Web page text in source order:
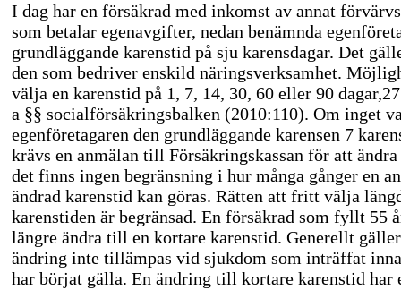
I dag har en försäkrad med inkomst av annat
som betalar egenavgifter, nedan benämnda
grundläggande karenstid på sju karensdagar. Det
den som bedriver enskild näringsverksamhet.
välja en karenstid på 1, 7, 14, 30, 60 eller 90
a §§ socialförsäkringsbalken (2010:110). Om inget
egenföretagaren den grundläggande karensen 7
krävs en anmälan till Försäkringskassan för att
det finns ingen begränsning i hur många gånger en
ändrad karenstid kan göras. Rätten att fritt välja
karenstiden är begränsad. En försäkrad som fyllt 55
längre ändra till en kortare karenstid. Generellt
ändring inte tillämpas vid sjukdom som inträffat
har börjat gälla. En ändring till kortare karenstid har